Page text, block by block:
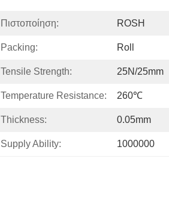
Πιστοποίηση: ROSH
Packing: Roll
Tensile Strength: 25N/25mm
Temperature Resistance: 260℃
Thickness: 0.05mm
Supply Ability: 1000000